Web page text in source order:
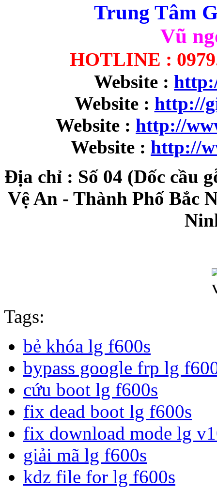
Trung Tâm
Vũ
HOTLINE :
Website :
Website : http://
Website : http://
Website : http://
Địa chỉ : Số 04 (Dốc cầu
Vệ An - Thành Phố Bắc
Tags:
bẻ khóa lg f600s
bypass google frp lg
cứu boot lg f600s
fix dead boot lg f600s
fix download mode lg
giải mã lg f600s
kdz file for lg f600s